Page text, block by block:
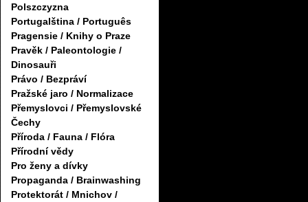
Polszczyzna
Portugalština / Português
Pragensie / Knihy o Praze
Pravěk / Paleontologie /
Dinosauři
Právo / Bezpráví
Pražské jaro / Normalizace
Přemyslovci / Přemyslovské
Čechy
Příroda / Fauna / Flóra
Přírodní vědy
Pro ženy a dívky
Propaganda / Brainwashing
Protektorát / Mnichov /